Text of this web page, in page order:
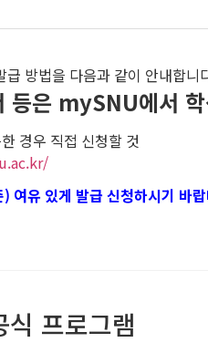
방법을 다음과 같이 안내합니
등은 mySNU에서
경우 직접 신청할 것
여유 있게 발급 신청하시기 바
식 프로그램